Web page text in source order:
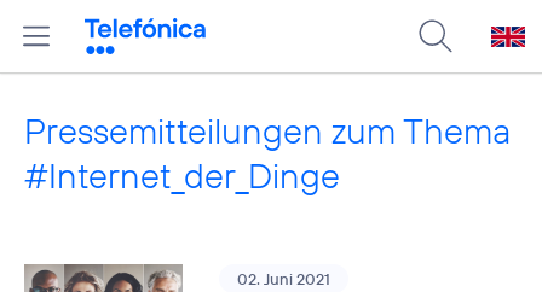
Pressemitteilungen zum Thema
#Internet_der_Dinge
02. Juni 2021